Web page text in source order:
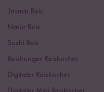
Jasmin Reis
Natur Reis
Sushi Reis
Reishunger Reiskocher
Digitaler Reiskocher